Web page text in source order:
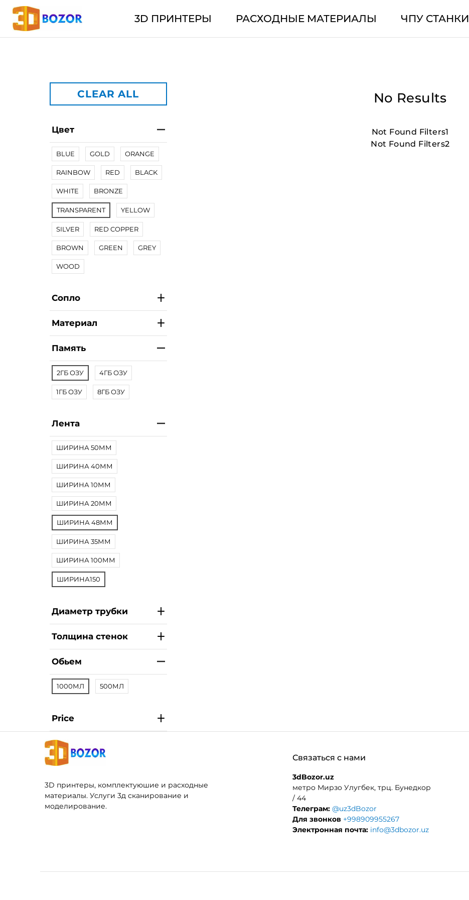
3D ПРИНТЕРЫ РАСХОДНЫЕ МАТЕРИАЛЫ ЧПУ СТАНКИ
CLEAR ALL
Цвет
BLUE GOLD ORANGE
RAINBOW RED BLACK
WHITE BRONZE
TRANSPARENT YELLOW
SILVER RED COPPER
BROWN GREEN GREY
WOOD
Сопло
Материал
Память
2ГБ ОЗУ 4ГБ ОЗУ
1ГБ ОЗУ 8ГБ ОЗУ
Лента
ШИРИНА 50ММ
ШИРИНА 40ММ
ШИРИНА 10ММ
ШИРИНА 20ММ
ШИРИНА 48ММ
ШИРИНА 35ММ
ШИРИНА 100ММ
ШИРИНА150
Диаметр трубки
Толщина стенок
Обьем
1000МЛ 500МЛ
Price
No Results
Not Found Filters1
Not Found Filters2
3D принтеры, комплектуюшие и расходные
материалы. Услуги 3д сканирование и
моделирование.
Связаться с нами
3dBozor.uz
метро Мирзо Улугбек, трц. Бунедкор
/ 44
Телеграм: @uz3dBozor
Для звонков +998909955267
Электронная почта: info@3dbozor.uz